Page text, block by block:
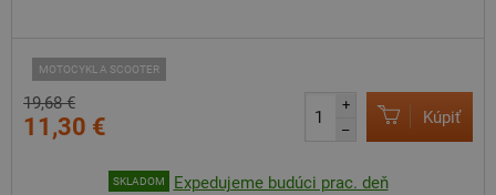
MOTOCYKL A SCOOTER
19,68 €
11,30 €
+
–
Kúpiť
SKLADOM Expedujeme budúci prac. deň